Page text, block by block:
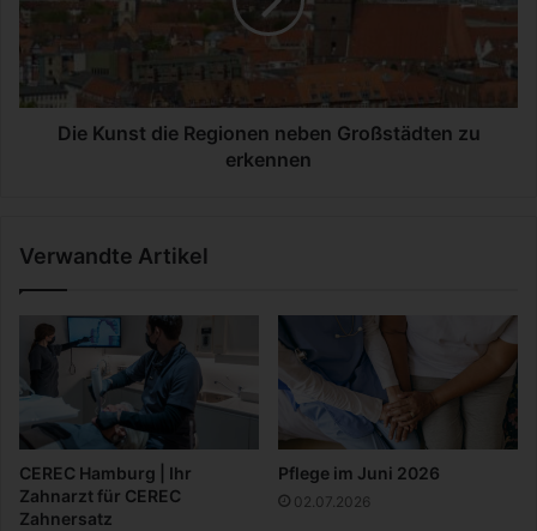
e
r
n
e
t
d
i
b
n
G
Die Kunst die Regionen neben Großstädten zu
erkennen
Verwandte Artikel
CEREC Hamburg | Ihr
Zahnarzt für CEREC
Zahnersatz
Pflege im Juni 2026
02.07.2026